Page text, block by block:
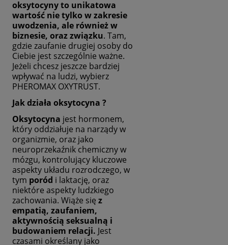
oksytocyny to unikatowa
wartość nie tylko w zakresie
uwodzenia, ale również w
biznesie, oraz związku. Tam,
gdzie zaufanie drugiej osoby do
Ciebie jest szczególnie ważne.
Jeżeli chcesz jeszcze bardziej
wpływać na ludzi, wybierz
PHEROMAX OXYTRUST.
Jak działa oksytocyna ?
Oksytocyna jest hormonem,
który oddziałuje na narządy w
organizmie, oraz jako
neuroprzekaźnik chemiczny w
mózgu, kontrolujący kluczowe
aspekty układu rozrodczego, w
tym poród i laktację, oraz
niektóre aspekty ludzkiego
zachowania. Wiąże się z
empatią, zaufaniem,
aktywnością seksualną i
budowaniem relacji. Jest
czasami określany jako